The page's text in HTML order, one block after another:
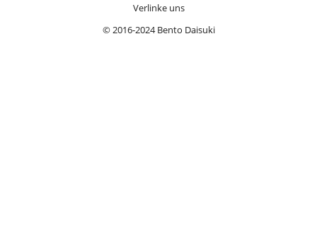
Verlinke uns
© 2016-2024 Bento Daisuki